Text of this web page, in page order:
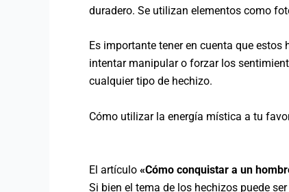
duradero. Se utilizan elementos como
Es importante tener en cuenta que
intentar manipular o forzar los
cualquier tipo de hechizo.
Cómo utilizar la energía mística a tu
El artículo «Cómo conquistar a un
Si bien el tema de los hechizos puede